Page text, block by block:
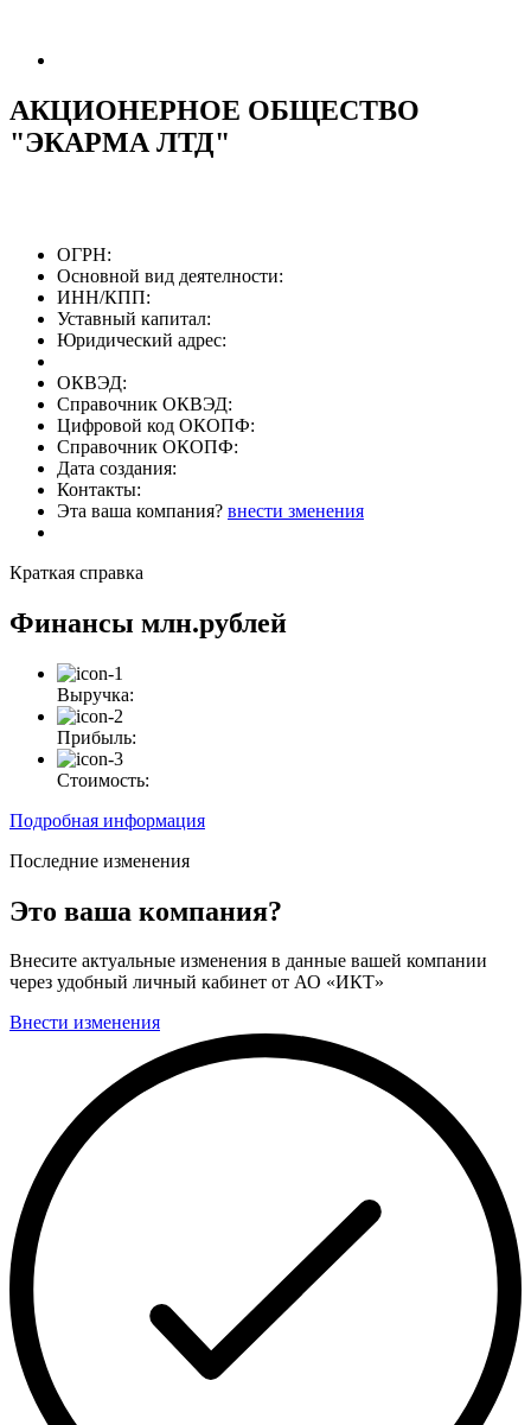
АКЦИОНЕРНОЕ ОБЩЕСТВО
"ЭКАРМА ЛТД"
ОГРН:
Основной вид деятелности:
ИНН/КПП:
Уставный капитал:
Юридический адрес:
ОКВЭД:
Справочник ОКВЭД:
Цифровой код ОКОПФ:
Справочник ОКОПФ:
Дата создания:
Контакты:
Эта ваша компания? внести зменения
Краткая справка
Финансы млн.рублей
Выручка:
Прибыль:
Стоимость:
Подробная информация
Последние изменения
Это ваша компания?
Внесите актуальные изменения в данные вашей компании
через удобный личный кабинет от АО «ИКТ»
Внести изменения